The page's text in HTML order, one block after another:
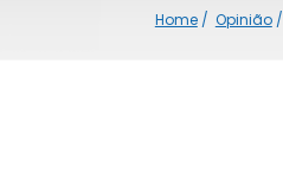
Home/ Opinião/